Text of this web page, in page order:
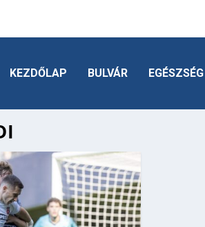
KEZDŐLAP BULVÁR EGÉSZSÉG